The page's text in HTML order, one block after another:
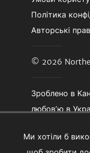
Ми хотіли б
Політика
Авторські
© 2026
Зроблено в
любовʼю в